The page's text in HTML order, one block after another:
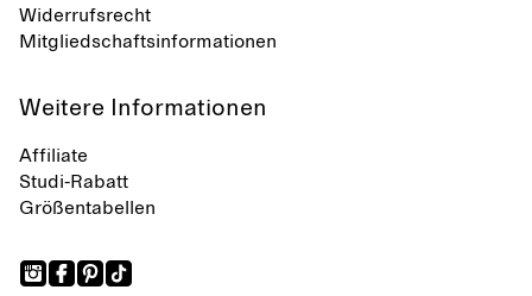
Widerrufsrecht
Mitgliedschaftsinformationen
Weitere Informationen
Affiliate
Studi-Rabatt
Größentabellen